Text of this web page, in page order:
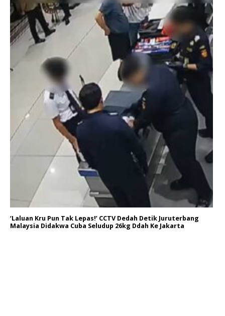
‘Laluan Kru Pun Tak Lepas!’ CCTV Dedah Detik Juruterbang
Malaysia Didakwa Cuba Seludup 26kg Ddah Ke Jakarta